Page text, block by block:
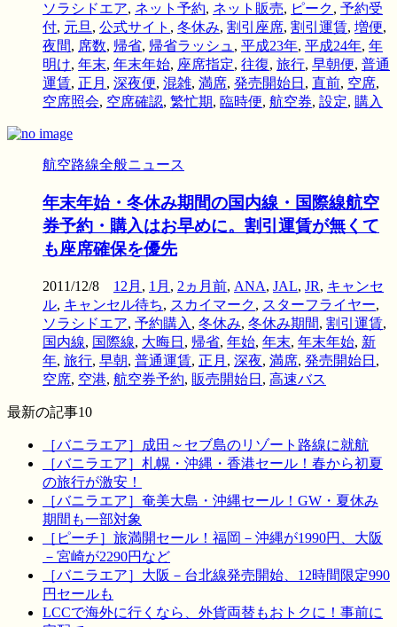
ソラシドエア, ネット予約, ネット販売, ピーク, 予約受
付, 元旦 , 公式サイト , 冬休み, 割引座席, 割引運賃, 増便,
夜間, 席数, 帰省, 帰省ラッシュ , 平成23年, 平成24年, 年
明け, 年末, 年末年始, 座席指定, 往復, 旅行, 早朝便, 普通
運賃, 正月 , 深夜便, 混雑, 満席, 発売開始日 , 直前, 空席,
空席照会, 空席確認, 繁忙期, 臨時便, 航空券, 設定, 購入
航空路線全般ニュース
年末年始・冬休み期間の国内線・国際線航空
券予約・購入はお早めに。割引運賃が無くて
も座席確保を優先
2011/12/8 12月 , 1月 , 2ヵ月前, ANA, JAL, JR, キャンセ
ル, キャンセル待ち, スカイマーク, スターフライヤー,
ソラシドエア, 予約購入 , 冬休み, 冬休み期間, 割引運賃,
国内線, 国際線, 大晦日 , 帰省, 年始, 年末, 年末年始, 新
年, 旅行, 早朝, 普通運賃, 正月 , 深夜, 満席, 発売開始日 ,
空席, 空港, 航空券予約, 販売開始日 , 高速バス
最新の記事10
［バニラエア］成田～セブ島のリゾート路線に就航
［バニラエア］札幌・沖縄・香港セール！春から初夏
の旅行が激安！
［バニラエア］奄美大島・沖縄セール！GW・夏休み
期間も一部対象
［ピーチ］旅満開セール！福岡－沖縄が1990円、大阪
－宮崎が2290円など
［バニラエア］大阪－台北線発売開始、12時間限定990
円セールも
LCCで海外に行くなら、外貨両替もおトクに！事前に